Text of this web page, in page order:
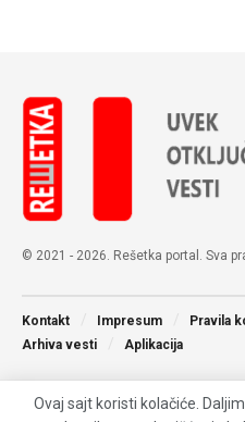
© 2021 - 2026. Rešetka portal. Sva
Kontakt Impresum Pravila
Arhiva vesti
Aplikacija
Ovaj sajt koristi kolačiće.